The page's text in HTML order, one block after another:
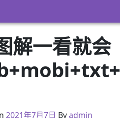
解一看就会
2021年3月2日
2021年7月7日 Byadmin